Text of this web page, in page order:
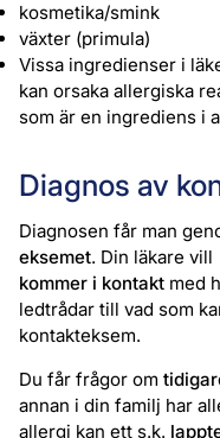
kosmetika/smink
växter (primula)
Vissa ingredienser i
kan orsaka allergiska
som är en ingrediens i
Diagnos av
Diagnosen får man
eksemet. Din läkare
kommer i kontakt med
ledtrådar till vad som
kontakteksem.
Du får frågor om
annan i din familj har
allergi kan ett s.k.